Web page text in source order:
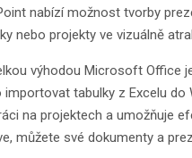
nabízí možnost tvorby
nebo projekty ve vizuálně
výhodou Microsoft Office
importovat tabulky z Excelu
na projektech a umožňuje
můžete své dokumenty a